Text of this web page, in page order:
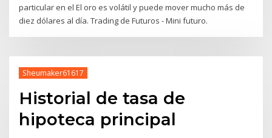
particular en el El oro es volátil y puede mover mucho más de
diez dólares al día. Trading de Futuros - Mini futuro.
Sheumaker61617
Historial de tasa de
hipoteca principal